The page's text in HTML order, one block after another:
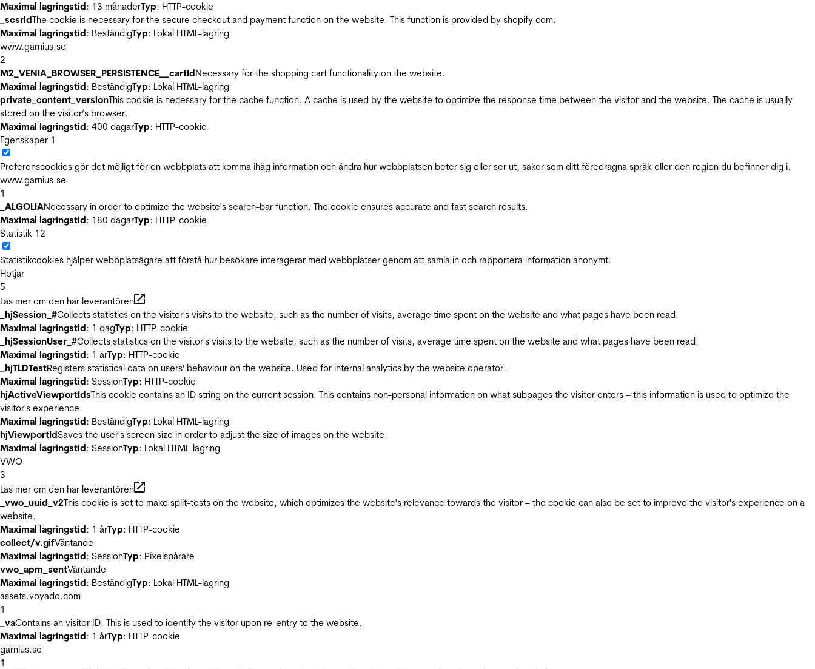
Maximal lagringstid: 13 månaderTyp: HTTP-cookie
_scsridThe cookie is necessary for the secure checkout and payment function on the website. This function is provided by shopify.com.
Maximal lagringstid: BeständigTyp: Lokal HTML-lagring
www.garnius.se
2
M2_VENIA_BROWSER_PERSISTENCE__cartIdNecessary for the shopping cart functionality on the website.
Maximal lagringstid: BeständigTyp: Lokal HTML-lagring
private_content_versionThis cookie is necessary for the cache function. A cache is used by the website to optimize the response time between the visitor and the website. The cache is usually
stored on the visitor’s browser.
Maximal lagringstid: 400 dagarTyp: HTTP-cookie
Egenskaper 1
Preferenscookies gör det möjligt för en webbplats att komma ihåg information och ändra hur webbplatsen beter sig eller ser ut, saker som ditt föredragna språk eller den region du befinner dig i.
www.garnius.se
1
_ALGOLIANecessary in order to optimize the website's search-bar function. The cookie ensures accurate and fast search results.
Maximal lagringstid: 180 dagarTyp: HTTP-cookie
Statistik 12
Statistikcookies hjälper webbplatsägare att förstå hur besökare interagerar med webbplatser genom att samla in och rapportera information anonymt.
Hotjar
5
Läs mer om den här leverantören
_hjSession_#Collects statistics on the visitor's visits to the website, such as the number of visits, average time spent on the website and what pages have been read.
Maximal lagringstid: 1 dagTyp: HTTP-cookie
_hjSessionUser_#Collects statistics on the visitor's visits to the website, such as the number of visits, average time spent on the website and what pages have been read.
Maximal lagringstid: 1 årTyp: HTTP-cookie
_hjTLDTestRegisters statistical data on users' behaviour on the website. Used for internal analytics by the website operator.
Maximal lagringstid: SessionTyp: HTTP-cookie
hjActiveViewportIdsThis cookie contains an ID string on the current session. This contains non-personal information on what subpages the visitor enters – this information is used to optimize the
visitor's experience.
Maximal lagringstid: BeständigTyp: Lokal HTML-lagring
hjViewportIdSaves the user's screen size in order to adjust the size of images on the website.
Maximal lagringstid: SessionTyp: Lokal HTML-lagring
VWO
3
Läs mer om den här leverantören
_vwo_uuid_v2This cookie is set to make split-tests on the website, which optimizes the website's relevance towards the visitor – the cookie can also be set to improve the visitor's experience on a
website.
Maximal lagringstid: 1 årTyp: HTTP-cookie
collect/v.gifVäntande
Maximal lagringstid: SessionTyp: Pixelspårare
vwo_apm_sentVäntande
Maximal lagringstid: BeständigTyp: Lokal HTML-lagring
assets.voyado.com
1
_vaContains an visitor ID. This is used to identify the visitor upon re-entry to the website.
Maximal lagringstid: 1 årTyp: HTTP-cookie
garnius.se
1